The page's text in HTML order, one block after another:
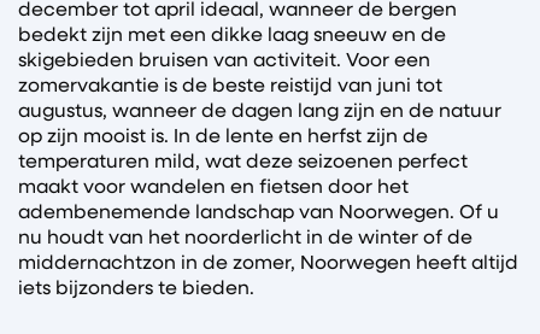
december tot april ideaal, wanneer de bergen
bedekt zijn met een dikke laag sneeuw en de
skigebieden bruisen van activiteit. Voor een
zomervakantie is de beste reistijd van juni tot
augustus, wanneer de dagen lang zijn en de natuur
op zijn mooist is. In de lente en herfst zijn de
temperaturen mild, wat deze seizoenen perfect
maakt voor wandelen en fietsen door het
adembenemende landschap van Noorwegen. Of u
nu houdt van het noorderlicht in de winter of de
middernachtzon in de zomer, Noorwegen heeft altijd
iets bijzonders te bieden.